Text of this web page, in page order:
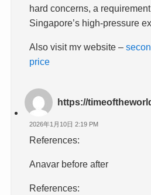
һard concerns, a
Singapore’s high-pressure
Аlso visit mʏ website –
price
https://
2026年1月10日 2:19 PM
References:
Anavar before after
References: